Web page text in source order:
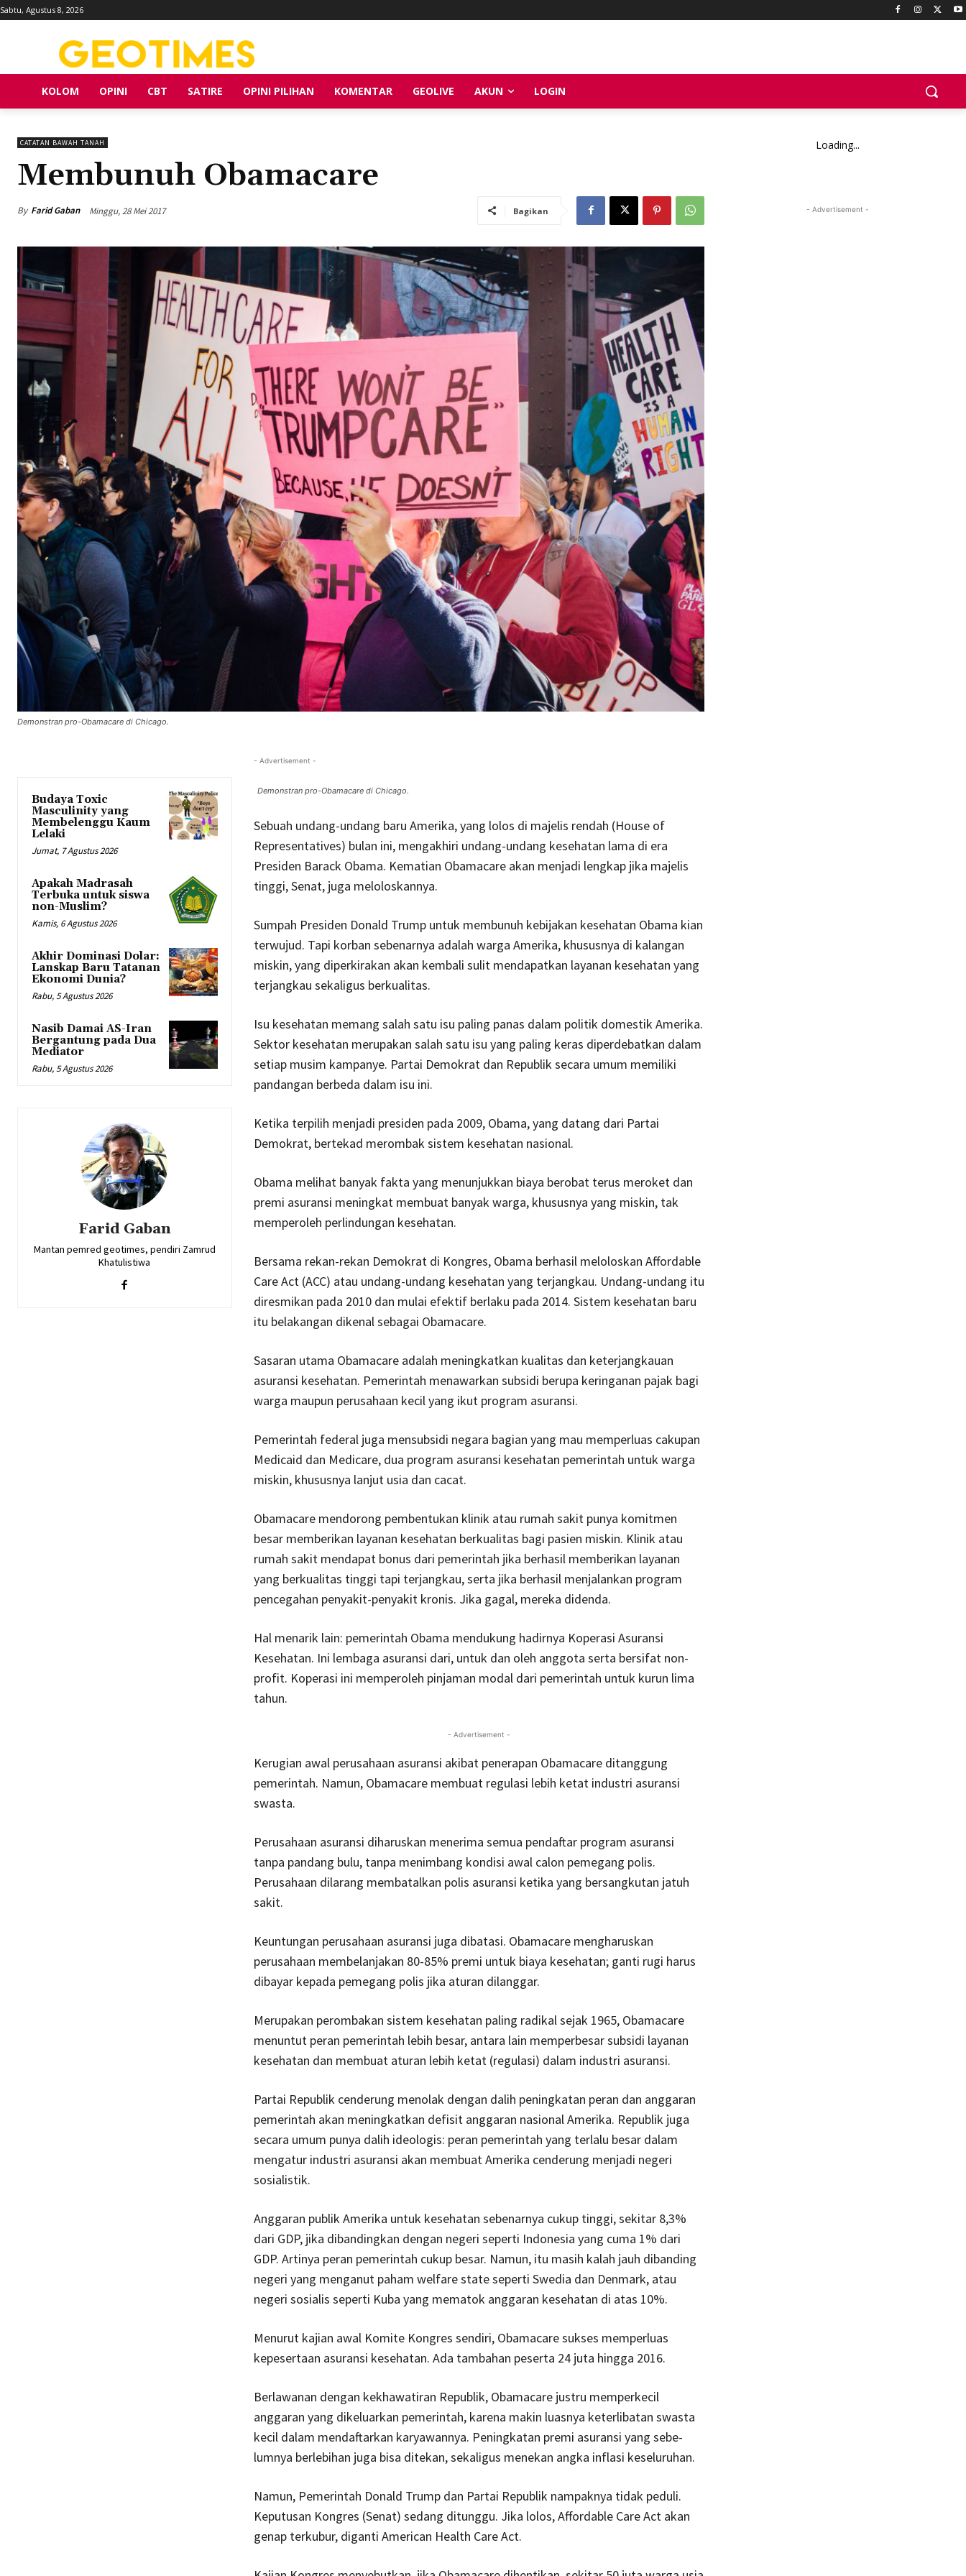
Sabtu, Agustus 8, 2026
KOLOM OPINI CBT SATIRE OPINI PILIHAN KOMENTAR GEOLIVE AKUN LOGIN
CATATAN BAWAH TANAH
Membunuh Obamacare
By Farid Gaban Minggu, 28 Mei 2017 Bagikan
Demonstran pro-Obamacare di Chicago.
Budaya Toxic
Masculinity yang
Membelenggu Kaum
Lelaki
Jumat, 7 Agustus 2026
Apakah Madrasah
Terbuka untuk siswa
non-Muslim?
Kamis, 6 Agustus 2026
Akhir Dominasi Dolar:
Lanskap Baru Tatanan
Ekonomi Dunia?
Rabu, 5 Agustus 2026
Nasib Damai AS-Iran
Bergantung pada Dua
Mediator
Rabu, 5 Agustus 2026
Farid Gaban
Mantan pemred geotimes, pendiri Zamrud
Khatulistiwa
- Advertisement -
Demonstran pro-Obamacare di Chicago.
Sebuah undang-undang baru Amerika, yang lolos di majelis rendah (House of
Representatives) bulan ini, mengakhiri undang-undang kesehatan lama di era
Presiden Barack Obama. Kematian Obamacare akan menjadi lengkap jika majelis
tinggi, Senat, juga meloloskannya.
Sumpah Presiden Donald Trump untuk membunuh kebijakan kesehatan Obama kian
terwujud. Tapi korban sebenarnya adalah warga Amerika, khususnya di ka­langan
miskin, yang diperkirakan akan kembali sulit mendapatkan layanan kesehatan yang
terjangkau sekaligus berkualitas.
Isu kesehatan memang salah satu isu paling panas dalam politik domestik Ame­rika.
Sektor kesehatan merupakan salah satu isu yang paling keras diperdebatkan dalam
setiap musim kampanye. Partai Demokrat dan Republik secara umum memiliki
pandangan berbeda dalam isu ini.
Ketika terpilih menjadi presiden pada 2009, Obama, yang datang dari Partai
Demokrat, bertekad merombak sistem kesehatan nasional.
Obama melihat banyak fakta yang menunjukkan biaya berobat terus meroket dan
premi asuransi meningkat membuat banyak warga, khususnya yang miskin, tak
memperoleh perlindungan kesehatan.
Bersama rekan-rekan Demokrat di Kongres, Obama berhasil meloloskan Affordable
Care Act (ACC) atau undang-undang kesehatan yang terjangkau. Undang-undang itu
diresmikan pada 2010 dan mulai efektif berlaku pada 2014. Sistem kesehatan baru
itu belakangan dikenal sebagai Obamacare.
Sasaran utama Obamacare adalah meningkatkan ku­alitas dan keterjangkauan
asuransi kesehatan. Pemerintah menawarkan subsidi berupa keringanan pajak bagi
warga maupun perusahaan kecil yang ikut program asuransi.
Pemerintah federal juga mensubsidi negara bagian yang mau memperluas cakupan
Medicaid dan Medicare, dua program asuransi kesehatan pemerintah untuk warga
miskin, khususnya lanjut usia dan cacat.
Obamacare mendorong pembentukan klinik atau rumah sakit punya komitmen
besar memberikan layanan kesehatan ber­kualitas bagi pasien miskin. Klinik atau
rumah sakit mendapat bonus dari pemerintah jika berhasil memberikan layan­an
yang berkualitas tinggi tapi terjangkau, serta jika berhasil menjalankan program
pencegahan penyakit-penyakit kronis. Jika gagal, mereka didenda.
Hal menarik lain: pemerintah Obama mendukung hadirnya Koperasi Asuransi
Kesehatan. Ini lembaga asuransi dari, untuk dan oleh anggota serta bersifat non-
profit. Koperasi ini memperoleh pinjaman modal dari pemerintah untuk kurun lima
tahun.
- Advertisement -
Kerugian awal perusaha­an asuransi akibat penerapan Obamacare ditanggung
pemerintah. Namun, Obamacare membuat regulasi lebih ketat industri asuransi
swasta.
Perusahaan asuransi diharuskan menerima semua pendaftar program asuransi
tanpa pandang bulu, tanpa menimbang kondisi awal calon pemegang polis.
Perusahaan dilarang membatalkan polis asuransi ketika yang ber­sangkutan jatuh
sakit.
Keuntungan perusahaan asuransi juga dibatasi. Obamacare mengharuskan
perusahaan membelanjakan 80-85% premi untuk biaya kesehatan; ganti rugi harus
dibayar kepada pemegang polis jika aturan dilanggar.
Merupakan perombakan sistem kesehatan paling ra­dikal sejak 1965, Obamacare
menuntut peran pemerintah lebih besar, antara lain memperbesar subsidi layan­an
kesehatan dan membuat aturan lebih ketat (regulasi) dalam industri asuransi.
Partai Republik cenderung menolak dengan dalih peningkatan peran dan ang­garan
pemerintah akan meningkatkan defisit anggaran nasional Amerika. Republik juga
secara umum punya dalih ideologis: peran pemerintah yang terlalu besar dalam
mengatur industri asu­ransi akan membuat Amerika cenderung menjadi negeri
sosialistik.
Anggaran publik Amerika untuk kesehatan sebenarnya cukup tinggi, sekitar 8,3%
dari GDP, jika dibandingkan dengan negeri seperti Indonesia yang cuma 1% dari
GDP. Artinya peran peme­rintah cukup besar. Namun, itu masih kalah jauh diban­ding
negeri yang menganut paham welfare state seperti Swedia dan Denmark, atau
negeri sosialis seperti Kuba yang mematok anggaran kesehatan di atas 10%.
Menurut kajian awal Ko­mite Kongres sendiri, Obamacare sukses memperluas
kepesertaan asuransi kesehatan. Ada tambahan peserta 24 juta hingga 2016.
Berlawanan dengan kekhawatiran Republik, Obamacare justru memperkecil
anggaran yang dikeluarkan pemerintah, karena makin luasnya keterlibatan swasta
kecil dalam mendaftarkan karyawannya. Peningkatan premi asuransi yang sebe­
lumnya berlebihan juga bisa ditekan, sekaligus menekan angka inflasi keseluruhan.
Namun, Pemerintah Do­nald Trump dan Partai Republik nampaknya tidak peduli.
Keputusan Kongres (Senat) sedang ditunggu. Jika lolos, Affordable Care Act akan
genap terkubur, diganti American Health Care Act.
Loading...
- Advertisement -